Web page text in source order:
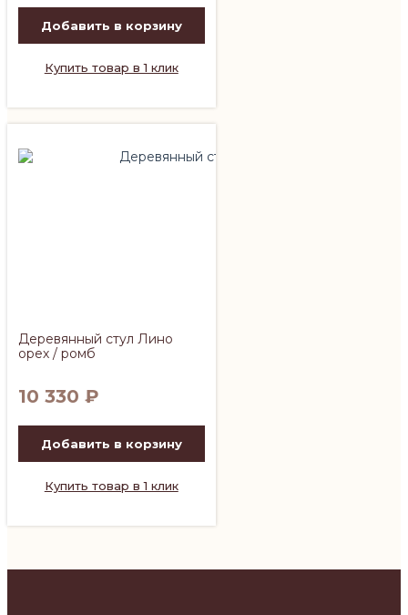
Добавить в корзину
Купить товар в 1 клик
Деревянный стул Лино
орех / ромб
10 330 ₽
Добавить в корзину
Купить товар в 1 клик